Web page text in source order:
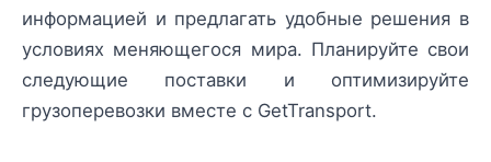
информацией и предлагать удобные решения в
условиях меняющегося мира. Планируйте свои
следующие поставки и оптимизируйте
грузоперевозки вместе с GetTransport.